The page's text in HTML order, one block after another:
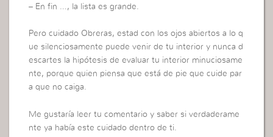
– En fin …, la lista es grande.
Pero cuidado Obreras, estad con los ojos abiertos a lo q
ue silenciosamente puede venir de tu interior y nunca d
escartes la hipótesis de evaluar tu interior minuciosame
nte, porque quien piensa que está de pie que cuide par
a que no caiga.
Me gustaría leer tu comentario y saber si verdaderame
nte ya había este cuidado dentro de ti.